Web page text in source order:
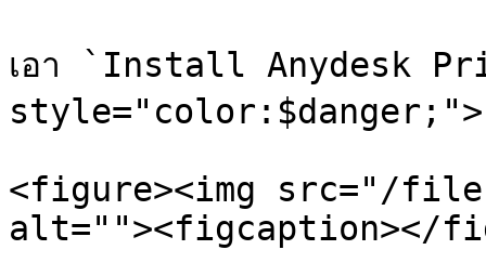
เอา `Install Anydesk
<figure><img src="/
alt=""><figcaption></